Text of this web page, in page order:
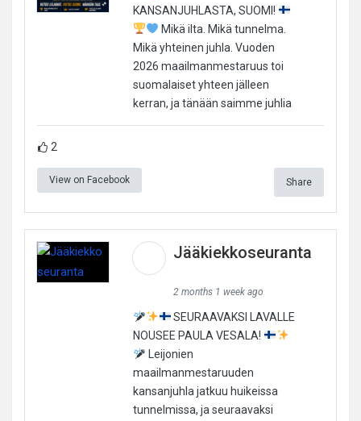
KANSANJUHLASTA, SUOMI!
Mikä ilta. Mikä tunnelma.
Mikä yhteinen juhla. Vuoden
2026 maailmanmestaruus toi
suomalaiset yhteen jälleen
kerran, ja tänään saimme juhlia
2
View on Facebook Share
Jääkiekkoseuranta
2 months 1 week ago
SEURAAVAKSI LAVALLE
NOUSEE PAULA VESALA!
Leijonien
maailmanmestaruuden
kansanjuhla jatkuu huikeissa
tunnelmissa, ja seuraavaksi